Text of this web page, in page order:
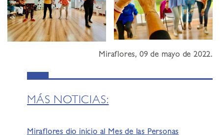
Miraflores, 09 de mayo de 2022.
MÁS NOTICIAS:
Miraflores dio inicio al Mes de las Personas